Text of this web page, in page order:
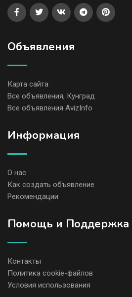
Объявления
Карта сайта
Все объявления, Кунград
Все объявления AvizInfo
Информация
О нас
Как создать объявление
Рекомендации
Помощь и Поддержка
Контакты
Политика cookie-файлов
Условия использования